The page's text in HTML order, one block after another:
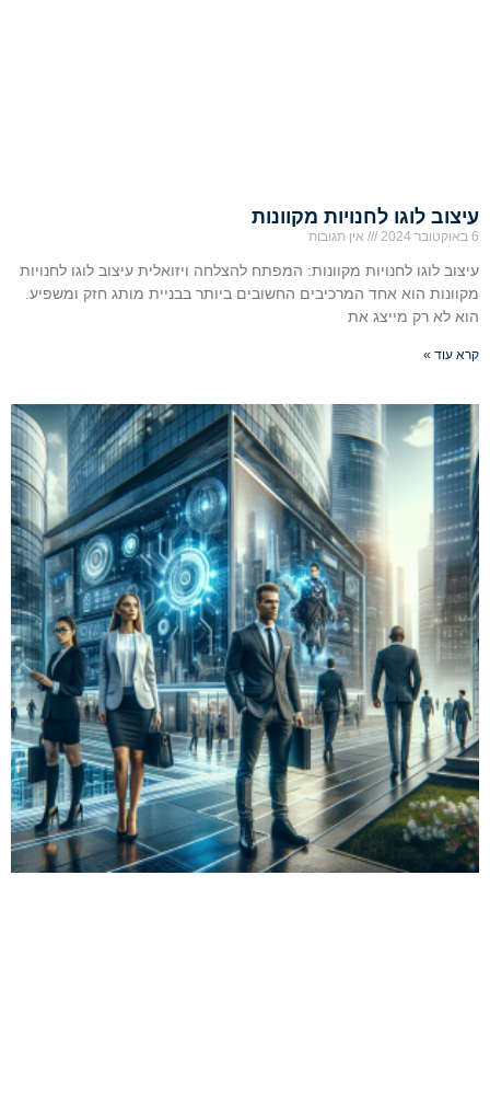
עיצוב לוגו לחנויות מקוונות
6 באוקטובר 2024 אין תגובות
עיצוב לוגו לחנויות מקוונות: המפתח להצלחה ויזואלית עיצוב לוגו לחנויות
מקוונות הוא אחד המרכיבים החשובים ביותר בבניית מותג חזק ומשפיע.
הוא לא רק מייצג את
קרא עוד »